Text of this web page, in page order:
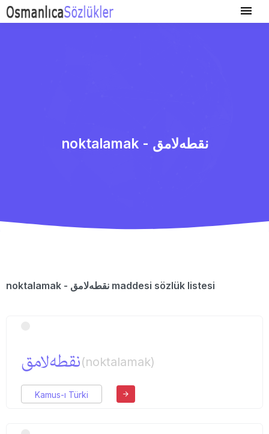
noktalamak - نقطه‌لامق
noktalamak - نقطه‌لامق maddesi sözlük listesi
نقطه‌لامق(noktalamak)
Kamus-ı Türki